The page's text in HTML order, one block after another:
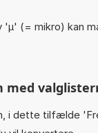
(= mikro) kan
med
i dette tilfælde '